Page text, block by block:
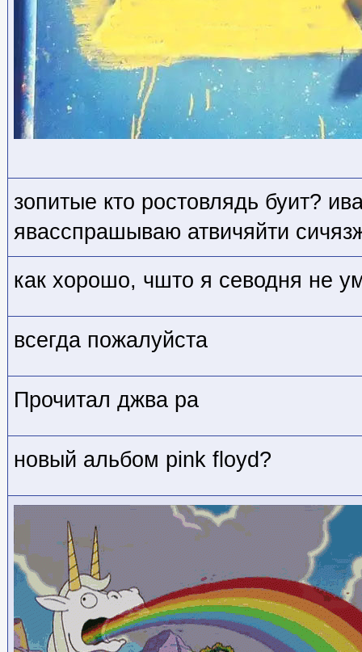
зопитые кто ростовлядь буит?
явасспрашываю атвичяйти
как хорошо, чшто я севодня не
всегда пожалуйста
Прочитал джва ра
новый альбом pink floyd?